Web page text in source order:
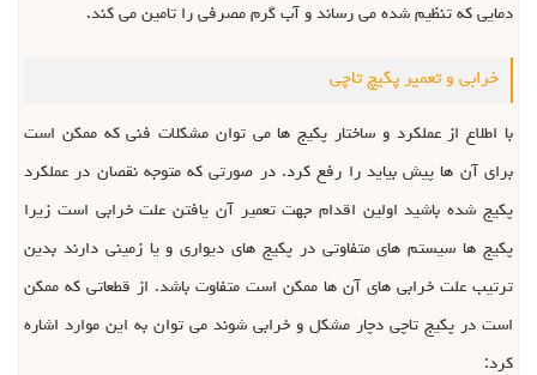
دمایی که تنظیم شده می رساند و آب گرم مصرفی را تامین می کند.
خرابی و تعمیر پکیچ تاچی
با اطلاع از عملکرد و ساختار پکیج ها می توان مشکلات فنی که ممکن است
برای آن ها پیش بیاید را رفع کرد. در صورتی که متوجه نقصان در عملکرد
پکیج شده باشید اولین اقدام جهت تعمیر آن یافتن علت خرابی است زیرا
پکیج ها سیستم های متفاوتی در پکیج های دیواری و یا زمینی دارند بدین
ترتیب علت خرابی های آن ها ممکن است متفاوت باشد. از قطعاتی که ممکن
است در پکیج تاچی دچار مشکل و خرابی شوند می توان به این موارد اشاره
کرد: